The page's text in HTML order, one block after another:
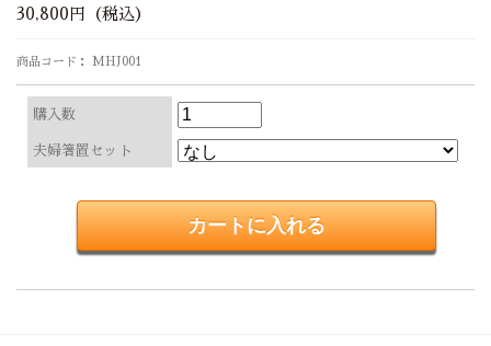
30,800円（税込）
商品コード： MHJ001
購入数
夫婦箸置セット